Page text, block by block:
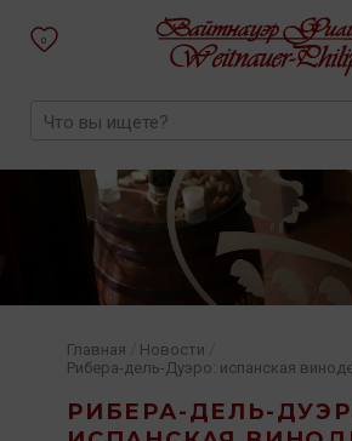
0
РИБЕРА-ДЕЛЬ-
Главная Новости